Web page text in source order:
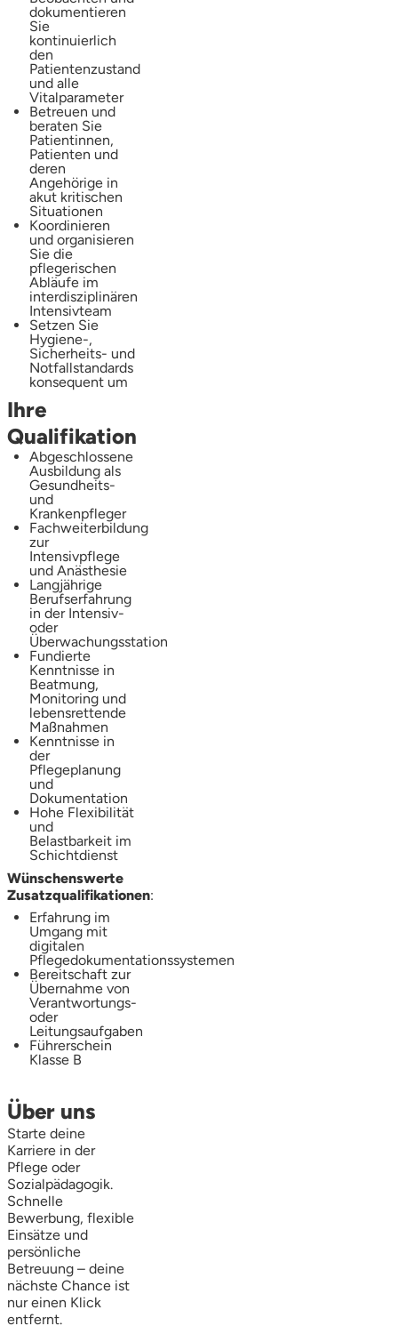
dokumentieren
Sie
kontinuierlich
den
Patientenzustand
und alle
Vitalparameter
Betreuen und
beraten Sie
Patientinnen,
Patienten und
deren
Angehörige in
akut kritischen
Situationen
Koordinieren
und organisieren
Sie die
pflegerischen
Abläufe im
interdisziplinären
Intensivteam
Setzen Sie
Hygiene-,
Sicherheits- und
Notfallstandards
konsequent um
Ihre
Qualifikation
Abgeschlossene
Ausbildung als
Gesundheits-
und
Krankenpfleger
Fachweiterbildung
zur
Intensivpflege
und Anästhesie
Langjährige
Berufserfahrung
in der Intensiv-
oder
Überwachungsstation
Fundierte
Kenntnisse in
Beatmung,
Monitoring und
lebensrettende
Maßnahmen
Kenntnisse in
der
Pflegeplanung
und
Dokumentation
Hohe Flexibilität
und
Belastbarkeit im
Schichtdienst
Wünschenswerte
Zusatzqualifikationen:
Erfahrung im
Umgang mit
digitalen
Pflegedokumentationssystemen
Bereitschaft zur
Übernahme von
Verantwortungs-
oder
Leitungsaufgaben
Führerschein
Klasse B
Über uns
Starte deine
Karriere in der
Pflege oder
Sozialpädagogik.
Schnelle
Bewerbung, flexible
Einsätze und
persönliche
Betreuung – deine
nächste Chance ist
nur einen Klick
entfernt.